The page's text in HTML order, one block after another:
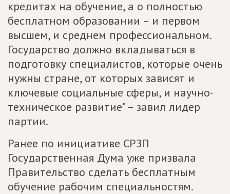
кредитах на обучение, а о полностью
бесплатном образовании – и первом
высшем, и среднем профессиональном.
Государство должно вкладываться в
подготовку специалистов, которые очень
нужны стране, от которых зависят и
ключевые социальные сферы, и научно-
техническое развитие" – завил лидер
партии.
Ранее по инициативе СРЗП
Государственная Дума уже призвала
Правительство сделать бесплатным
обучение рабочим специальностям.